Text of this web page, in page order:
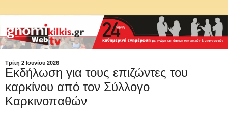
Τρίτη 2 Ιουνίου 2026
Εκδήλωση για τους επιζώντες του
καρκίνου από τον Σύλλογο
Καρκινοπαθών